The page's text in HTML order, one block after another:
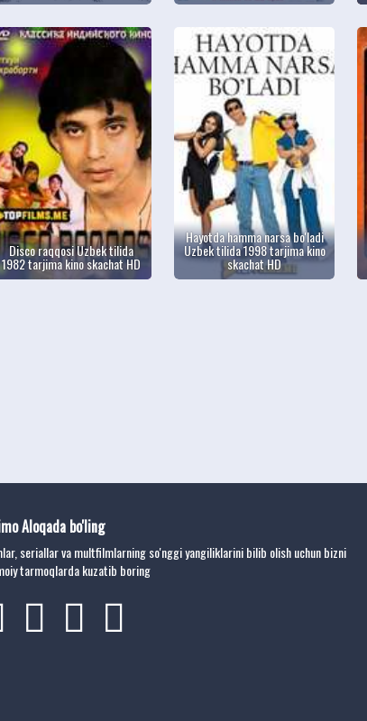
Disco raqqosi Uzbek tilida
1982 tarjima kino skachat HD
Hayotda hamma narsa bo'ladi
Uzbek tilida 1998 tarjima kino
skachat HD
Aloqada bo'ling
seriallar va multfilmlarning so'nggi yangiliklarini bilib olish uchun bizni
tarmoqlarda kuzatib boring